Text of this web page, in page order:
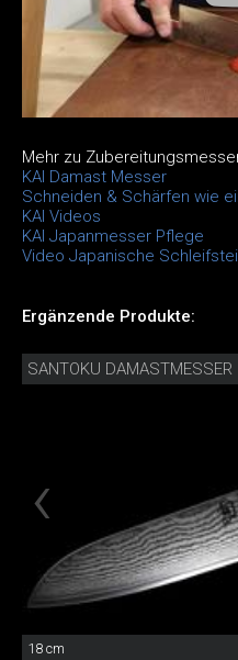
Mehr zu
KAI Damast Messer
Schneiden & Schärfen wie
KAI Videos
KAI Japanmesser Pflege
Video Japanische
Ergänzende Produkte:
SANTOKU DAMASTMESSER
18 cm